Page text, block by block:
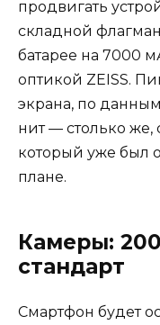
продвигать
складной
батарее на 7000
оптикой ZEISS.
экрана, по
нит — столько же,
который уже был
плане.
Камеры:
стандарт
Смартфон будет